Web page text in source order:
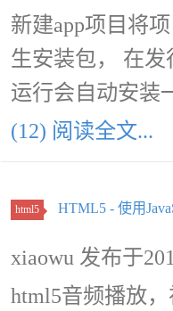
新建app项目将
生安装包， 在
运行会自动安装
(12) 阅读全文...
html5 HTML5 - 使用
xiaowu 发布于
html5音频播放